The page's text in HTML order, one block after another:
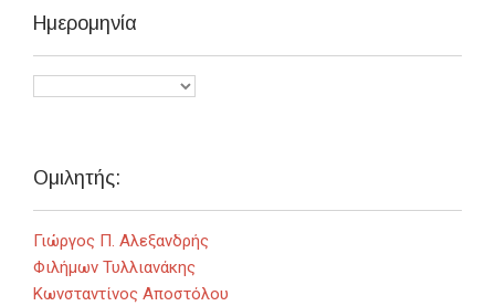
Ημερομηνία
Ομιλητής:
Γιώργος Π. Αλεξανδρής
Φιλήμων Τυλλιανάκης
Κωνσταντίνος Αποστόλου